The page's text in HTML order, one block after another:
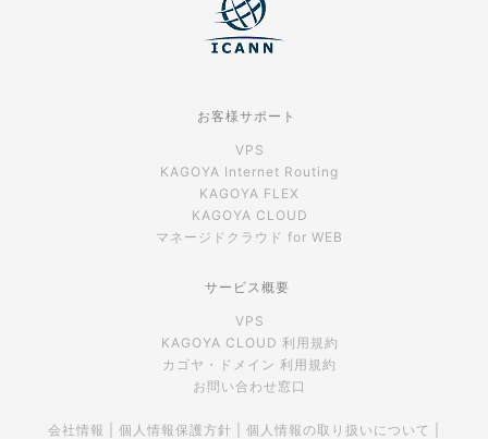
お客様サポート
VPS
KAGOYA Internet Routing
KAGOYA FLEX
KAGOYA CLOUD
マネージドクラウド for WEB
サービス概要
VPS
KAGOYA CLOUD 利用規約
カゴヤ・ドメイン 利用規約
お問い合わせ窓口
会社情報 個人情報保護方針 個人情報の取り扱いについて